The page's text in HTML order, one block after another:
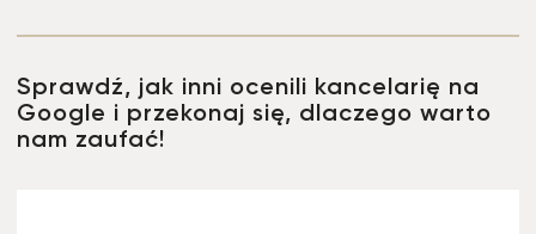
Sprawdź, jak inni ocenili kancelarię na
Google i przekonaj się, dlaczego warto
nam zaufać!